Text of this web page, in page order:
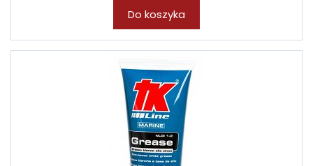
Do koszyka